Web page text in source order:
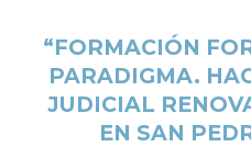
“FORMACIÓN
PARADIGMA.
JUDICIAL
EN SAN